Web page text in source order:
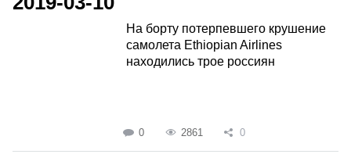
На борту потерпевшего крушение
самолета Ethiopian Airlines
находились трое россиян
0 2861 0